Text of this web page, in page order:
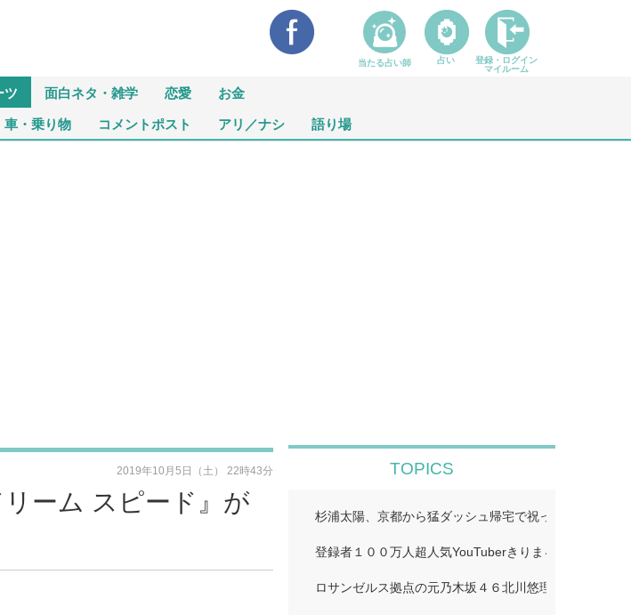
ツ 面白ネタ・雑学 恋愛 お金
車・乗り物 コメントポスト アリ／ナシ 語り場
ーム スピード』が
2019年10月5日（土） 22時43分 TOPICS
杉浦太陽、京都から猛ダッシュ帰宅で祝った夢空ちゃ
登録者１００万人超人気YouTuberきりまる、婚約者と
ロサンゼルス拠点の元乃木坂４６北川悠理、美肌輝く
当たる占い師 占い
登録・ログイン
マイルーム